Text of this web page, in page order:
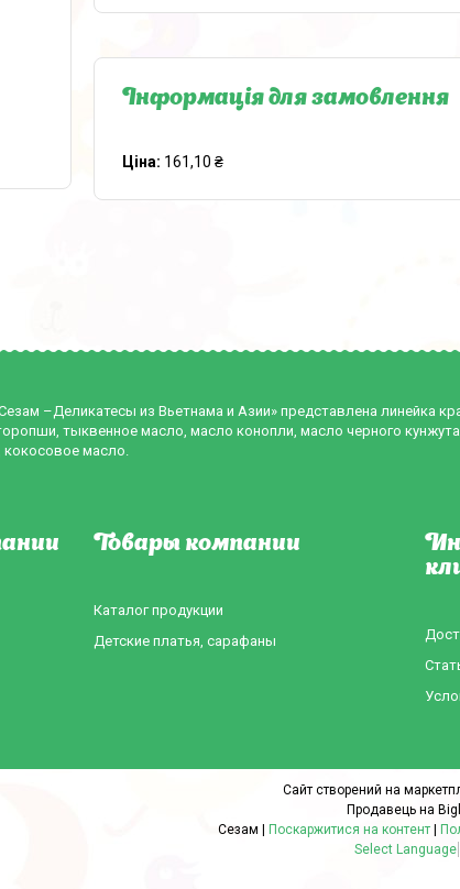
Інформація для замовлення
Ціна: 161,10 ₴
–Деликатесы из Вьетнама и Азии» представлена линейка
тыквенное масло, масло конопли, масло черного
масло.
Товары компании
Каталог продукции
Детские платья, сарафаны
Сайт створений на
Продавець на
Сезам | Поскаржитися на контент |
Select Language